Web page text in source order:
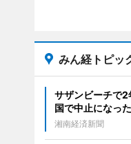
みん経トピッ
サザンビーチで
国で中止になっ
湘南経済新聞